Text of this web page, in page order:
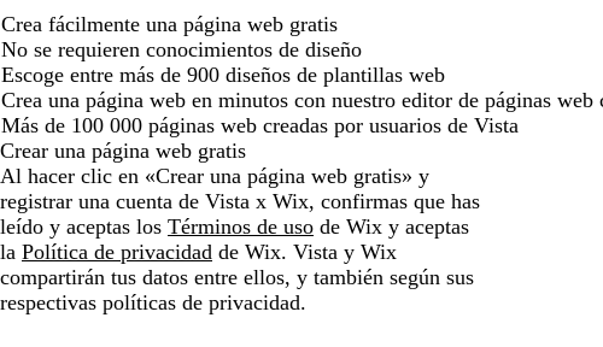
Crea fácilmente una página web gratis
No se requieren conocimientos de diseño
Escoge entre más de 900 diseños de plantillas web
Crea una página web en minutos con nuestro editor de páginas
Más de 100 000 páginas web creadas por usuarios de Vista
Crear una página web gratis
Al hacer clic en «Crear una página web gratis» y
registrar una cuenta de Vista x Wix, confirmas que has
leído y aceptas los Términos de uso de Wix y aceptas
la Política de privacidad de Wix. Vista y Wix
compartirán tus datos entre ellos, y también según sus
respectivas políticas de privacidad.